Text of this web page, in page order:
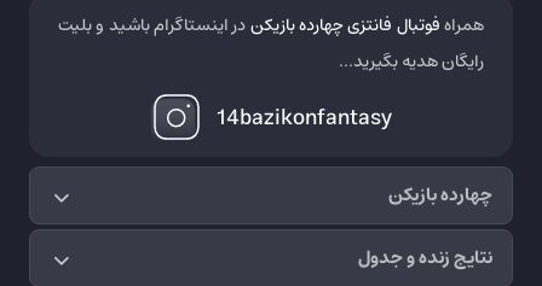
چهارده بازیکن
نتایج زنده و جدول
همراهفوتبال فانتزی چهارده بازیکندر اینستاگرام باشید و بلیت
رایگان هدیه بگیرید...
14bazikonfantasy